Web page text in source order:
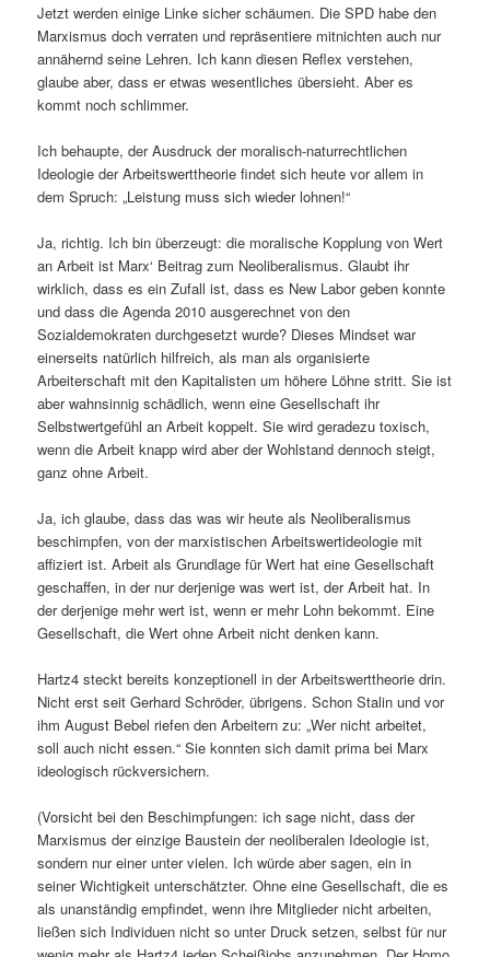
Jetzt werden einige Linke sicher schäumen. Die SPD habe den
Marxismus doch verraten und repräsentiere mitnichten auch nur
annähernd seine Lehren. Ich kann diesen Reflex verstehen,
glaube aber, dass er etwas wesentliches übersieht. Aber es
kommt noch schlimmer.
Ich behaupte, der Ausdruck der moralisch-naturrechtlichen
Ideologie der Arbeitswerttheorie findet sich heute vor allem in
dem Spruch: „Leistung muss sich wieder lohnen!“
Ja, richtig. Ich bin überzeugt: die moralische Kopplung von Wert
an Arbeit ist Marx‘ Beitrag zum Neoliberalismus. Glaubt ihr
wirklich, dass es ein Zufall ist, dass es New Labor geben konnte
und dass die Agenda 2010 ausgerechnet von den
Sozialdemokraten durchgesetzt wurde? Dieses Mindset war
einerseits natürlich hilfreich, als man als organisierte
Arbeiterschaft mit den Kapitalisten um höhere Löhne stritt. Sie ist
aber wahnsinnig schädlich, wenn eine Gesellschaft ihr
Selbstwertgefühl an Arbeit koppelt. Sie wird geradezu toxisch,
wenn die Arbeit knapp wird aber der Wohlstand dennoch steigt,
ganz ohne Arbeit.
Ja, ich glaube, dass das was wir heute als Neoliberalismus
beschimpfen, von der marxistischen Arbeitswertideologie mit
affiziert ist. Arbeit als Grundlage für Wert hat eine Gesellschaft
geschaffen, in der nur derjenige was wert ist, der Arbeit hat. In
der derjenige mehr wert ist, wenn er mehr Lohn bekommt. Eine
Gesellschaft, die Wert ohne Arbeit nicht denken kann.
Hartz4 steckt bereits konzeptionell in der Arbeitswerttheorie drin.
Nicht erst seit Gerhard Schröder, übrigens. Schon Stalin und vor
ihm August Bebel riefen den Arbeitern zu: „Wer nicht arbeitet,
soll auch nicht essen.“ Sie konnten sich damit prima bei Marx
ideologisch rückversichern.
(Vorsicht bei den Beschimpfungen: ich sage nicht, dass der
Marxismus der einzige Baustein der neoliberalen Ideologie ist,
sondern nur einer unter vielen. Ich würde aber sagen, ein in
seiner Wichtigkeit unterschätzter. Ohne eine Gesellschaft, die es
als unanständig empfindet, wenn ihre Mitglieder nicht arbeiten,
ließen sich Individuen nicht so unter Druck setzen, selbst für nur